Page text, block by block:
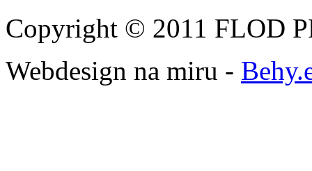
Copyright © 2011 FLOD
Webdesign na miru -